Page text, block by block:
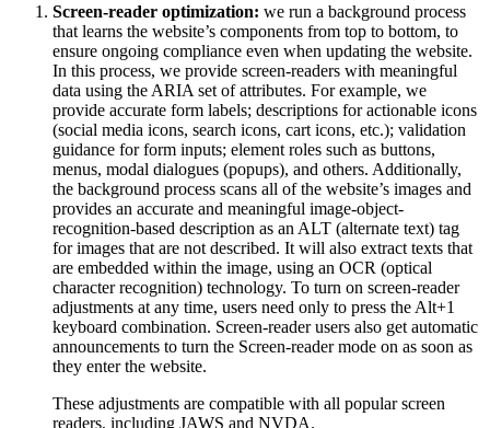
Screen-reader optimization: we run a background process
that learns the website’s components from top to bottom, to
ensure ongoing compliance even when updating the website.
In this process, we provide screen-readers with meaningful
data using the ARIA set of attributes. For example, we
provide accurate form labels; descriptions for actionable icons
(social media icons, search icons, cart icons, etc.); validation
guidance for form inputs; element roles such as buttons,
menus, modal dialogues (popups), and others. Additionally,
the background process scans all of the website’s images and
provides an accurate and meaningful image-object-
recognition-based description as an ALT (alternate text) tag
for images that are not described. It will also extract texts that
are embedded within the image, using an OCR (optical
character recognition) technology. To turn on screen-reader
adjustments at any time, users need only to press the Alt+1
keyboard combination. Screen-reader users also get automatic
announcements to turn the Screen-reader mode on as soon as
they enter the website.
These adjustments are compatible with all popular screen
readers, including JAWS and NVDA.